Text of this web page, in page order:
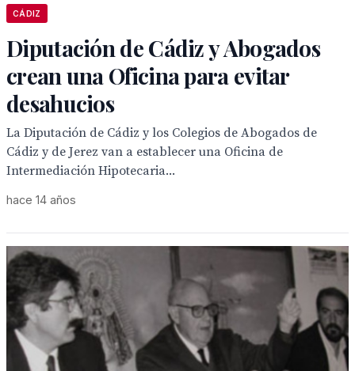
CÁDIZ
Diputación de Cádiz y Abogados
crean una Oficina para evitar
desahucios
La Diputación de Cádiz y los Colegios de Abogados de
Cádiz y de Jerez van a establecer una Oficina de
Intermediación Hipotecaria...
hace 14 años